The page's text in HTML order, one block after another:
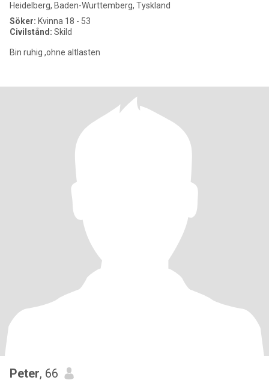
Heidelberg, Baden-Wurttemberg, Tyskland
Söker: Kvinna 18 - 53
Civilstånd: Skild
Bin ruhig ,ohne altlasten
Peter, 66